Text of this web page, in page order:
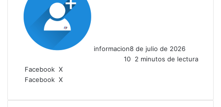
informacion8 de julio de 2026
10 2 minutos de lectura
Facebook X
Facebook X
correo